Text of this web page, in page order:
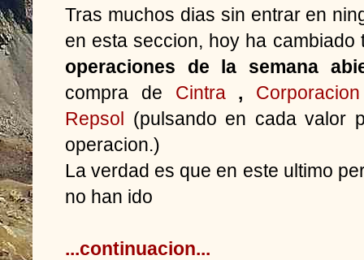
Tras muchos dias sin entrar en
en esta seccion, hoy ha
operaciones de la semana
compra de Cintra,
Repsol (pulsando en cada valor
operacion.)
La verdad es que en este ultimo
no han ido
...continuacion...